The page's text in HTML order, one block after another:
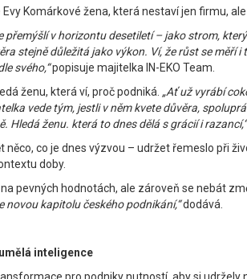
Komárkové žena, která nestaví jen firmu,
přemýšlí v horizontu desetiletí – jako strom,
stejně důležitá jako výkon. Ví, že růst se měří
svého,“popisuje majitelka IN-EKO Team.
ženu, která ví, proč podniká. „Ať už vyrábí
vede tým, jestli v něm kvete důvěra,
Hledá ženu. která to dnes dělá s grácií i
něco, co je dnes výzvou – udržet řemeslo při
doby.
pevných hodnotách, ale zároveň se nebát
novou kapitolu českého podnikání,“dodává.
inteligence
pro podniky nutností, aby si